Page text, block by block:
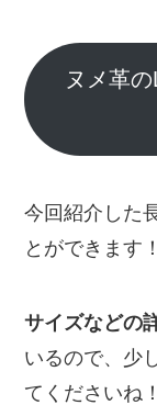
ヌメ革
今回紹介した
とができます！
サイズなどの
いるので、少
てくださいね！